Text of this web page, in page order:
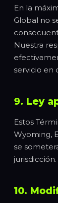
En la
Global no
Nuestra
servicio en
9. Ley
Estos
Wyoming,
se
jurisdicción.
10.